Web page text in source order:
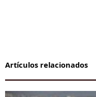
Artículos relacionados